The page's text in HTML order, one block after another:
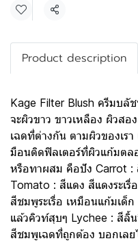
แชร์
Product description
Kage Filter Blush ครีมบลั
จะผิวขาว ขาวเหลือง ผิวส
เฉดที่ต่างกัน ตามผิวของเร
มือนติดฟิลเตอร์ที่ผิวแก้มตล
หรือทาผสม คือปัง Carrot
Tomato : สีแดง สีแดงระเ
สีชมพูระเรื่อ เหมือนแก้มเด็
แล้วคิวท์สุบๆ Lychee : สีลิ้
สีชมพูเฉดที่ถูกต้อง บอกเลย